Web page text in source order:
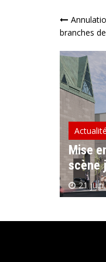
de
branches
Actualité
Mise
scène
21 juin